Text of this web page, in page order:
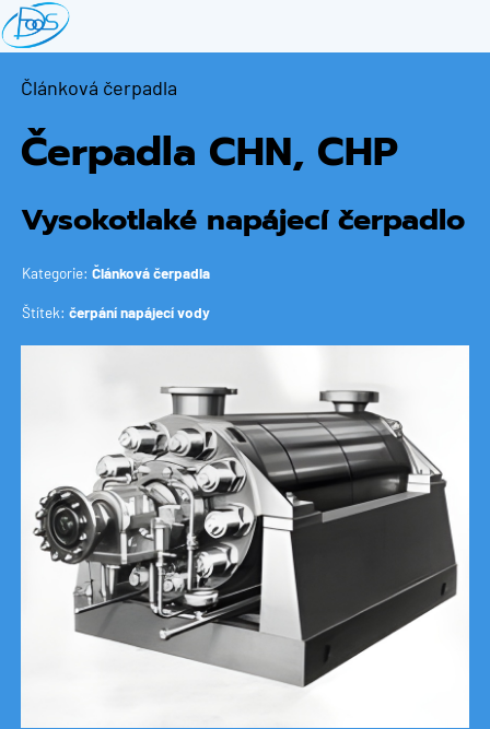
Přejít
k
obsahu
Článková čerpadla
Čerpadla CHN, CHP
Vysokotlaké napájecí čerpadlo
Kategorie: Článková čerpadla
Štítek: čerpání napájecí vody